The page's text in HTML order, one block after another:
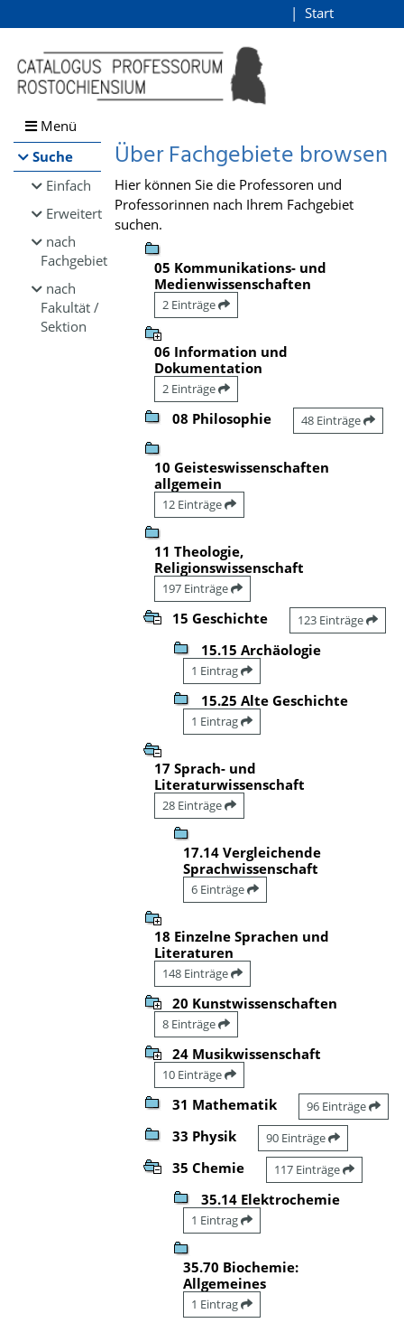
Browsen
direkt zum Inhalt
Start
Menü
Suche
Einfach
Erweitert
nach
Fachgebiet
nach
Fakultät /
Sektion
Über Fachgebiete browsen
Hier können Sie die Professoren und
Professorinnen nach Ihrem Fachgebiet
suchen.
05 Kommunikations- und
Medienwissenschaften
2 Einträge
06 Information und
Dokumentation
2 Einträge
08 Philosophie 48 Einträge
10 Geisteswissenschaften
allgemein
12 Einträge
11 Theologie,
Religionswissenschaft
197 Einträge
15 Geschichte 123 Einträge
15.15 Archäologie
1 Eintrag
15.25 Alte Geschichte
1 Eintrag
17 Sprach- und
Literaturwissenschaft
28 Einträge
17.14 Vergleichende
Sprachwissenschaft
6 Einträge
18 Einzelne Sprachen und
Literaturen
148 Einträge
20 Kunstwissenschaften
8 Einträge
24 Musikwissenschaft
10 Einträge
31 Mathematik 96 Einträge
33 Physik 90 Einträge
35 Chemie 117 Einträge
35.14 Elektrochemie
1 Eintrag
35.70 Biochemie:
Allgemeines
1 Eintrag